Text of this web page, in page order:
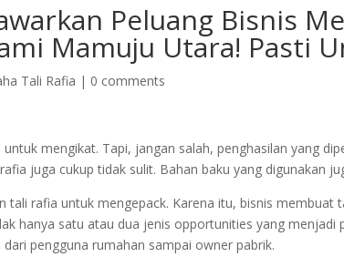
Peluang Bisnis
Mamuju Utara! Pasti
Tali Rafia | 0 comments
mengikat. Tapi, jangan salah, penghasilan yang
juga cukup tidak sulit. Bahan baku yang digunakan
tali rafia untuk mengepack. Karena itu, bisnis membuat
hanya satu atau dua jenis opportunities yang menjadi
pengguna rumahan sampai owner pabrik.